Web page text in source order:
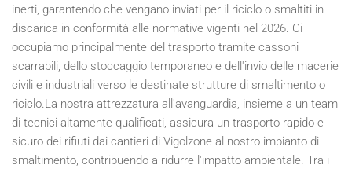
inerti, garantendo che vengano inviati per il riciclo o smaltiti in
discarica in conformità alle normative vigenti nel 2026. Ci
occupiamo principalmente del trasporto tramite cassoni
scarrabili, dello stoccaggio temporaneo e dell'invio delle macerie
civili e industriali verso le destinate strutture di smaltimento o
riciclo.La nostra attrezzatura all'avanguardia, insieme a un team
di tecnici altamente qualificati, assicura un trasporto rapido e
sicuro dei rifiuti dai cantieri di Vigolzone al nostro impianto di
smaltimento, contribuendo a ridurre l'impatto ambientale. Tra i